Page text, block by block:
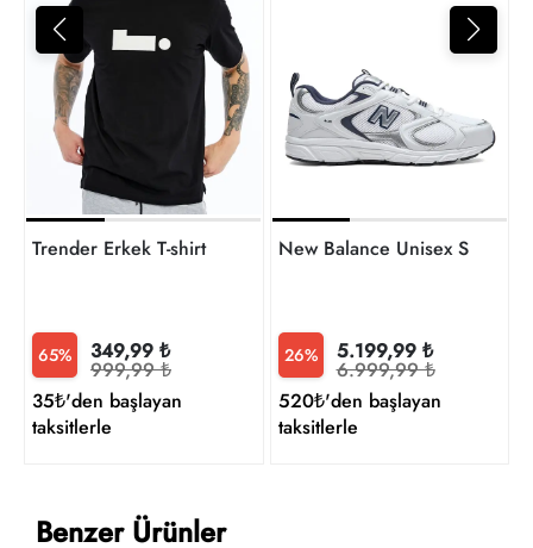
Trender Erkek T-shirt
65% 349,99 ₺
999,99 ₺
35₺'den başlayan
taksitlerle
New Balance Unisex Sneaker
26% 5.199,99 ₺
6.999,99 ₺
520₺'den başlayan
taksitlerle
Benzer Ürünler